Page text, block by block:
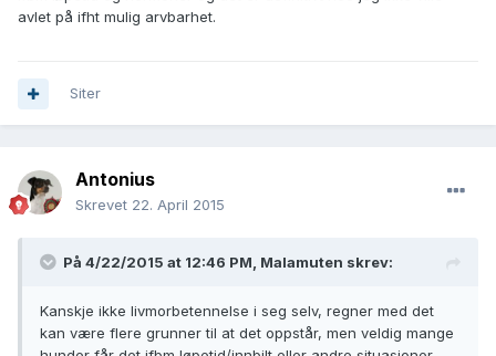
avlet på ifht mulig arvbarhet.
Siter
Antonius
Skrevet 22. April 2015
På 4/22/2015 at 12:46 PM, Malamuten skrev:
Kanskje ikke livmorbetennelse i seg selv, regner med det
kan være flere grunner til at det oppstår, men veldig mange